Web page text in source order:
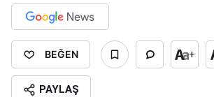
BEĞEN +
PAYLAŞ